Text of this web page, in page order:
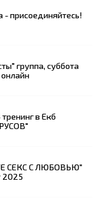
- присоединяйтесь!
группа, суббота
в Екб
СЕКС С ЛЮБОВЬЮ"
2025